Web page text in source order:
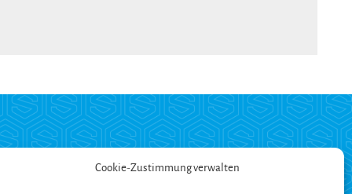
Cookie-Zustimmung verwalten
ZAHLUNG